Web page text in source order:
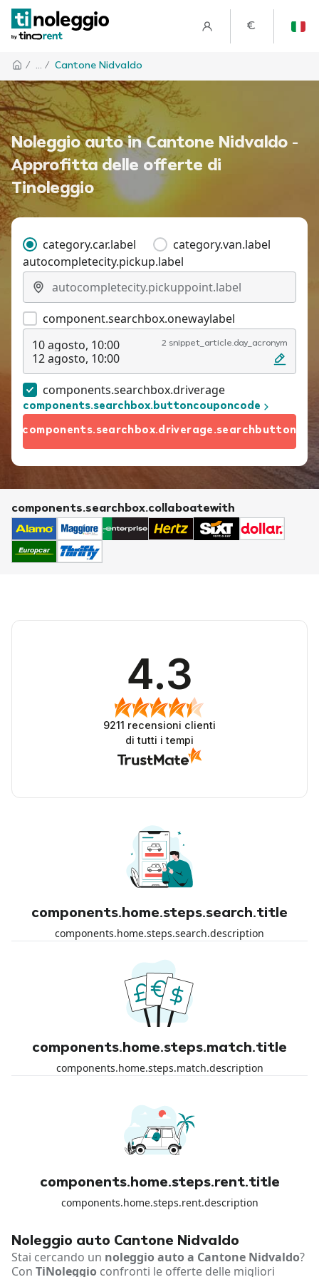
€
/ ... / Cantone Nidvaldo
Noleggio auto in Cantone Nidvaldo -
Approfitta delle offerte di
Tinoleggio
category.car.label
category.van.label
autocompletecity.pickup.label
component.searchbox.onewaylabel
10 agosto, 10:00
12 agosto, 10:00
2 snippet_article.day_acronym
components.searchbox.driverage
components.searchbox.buttoncouponcode
components.searchbox.driverage.searchbutton
components.searchbox.collaboatewith
4.3
9211 recensioni clienti
di tutti i tempi
components.home.steps.search.title
components.home.steps.search.description
components.home.steps.match.title
components.home.steps.match.description
components.home.steps.rent.title
components.home.steps.rent.description
Noleggio auto Cantone Nidvaldo
Stai cercando un noleggio auto a Cantone Nidvaldo?
Con TiNoleggio confronti le offerte delle migliori